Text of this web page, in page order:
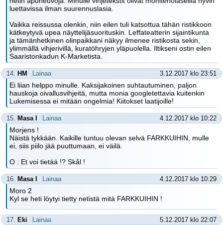
luettavissa ilman suurennuslasia.
Vaikka reissussa olenkin, niin eilen tuli katsottua tähän ristikkoon
kätkeytyvä upea näyttelijäsuorituskin. Leffateatterin sijaintikunta
ja tämänhetkinen olinpaikkani näkyy ilmenee ristikosta sekin,
ylimmällä vihjerivillä, kuratöhryjen yläpuolella. Iltikseni ostin eilen
Saaristonkadun K-Marketista.
14. HM Lainaa 3.12.2017 klo 23:51
Ei liian helppo minulle. Kaksijakoinen suhtautuminen, paljon
hauskoja oivallusvihjeitä, mutta monia googletettavia kuitenkin
Lukemisessa ei mitään ongelmia! Kiitokset laatijoille!
15. Masa I Lainaa 4.12.2017 klo 10:22
Morjens !
Näistä tykkään. Kaikille tuntuu olevan selvä FARKKUIHIN, mulle
ei, siis piilo jää puuttumaan, ei väilä.
O : Et voi tietää !? Skål !
16. Masa I Lainaa 4.12.2017 klo 10:29
Moro 2
Kyl se heti löytyi tietty netistä mitä FARKKUIHIN !
17. Eki Lainaa 5.12.2017 klo 22:07